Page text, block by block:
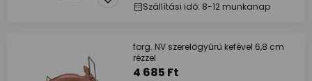
Szállítási idő: 8-12 munkanap
forg. NV szerelőgyűrű kefével 6,8 cm
rézzel
4 685 Ft